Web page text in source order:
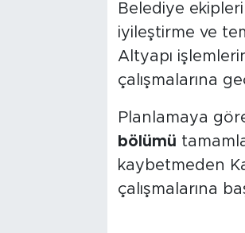
Belediye
iyileştirme ve
Altyapı
çalışmalarına
Planlamaya
bölümü
kaybetmeden
çalışmalarına